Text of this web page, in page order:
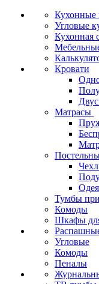
Кухонные
Угловые
Кухонная
Кровати
Матрасы
Тумбы
Комоды
Шкафы
Угловые
Комоды
Пеналы